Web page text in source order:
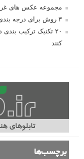
مجموعه عکس های
۳ روش برای درجه بندی و تنظیم دقیق رنگ در فتوشاپ
۲۰ تکنیک ترکیب
کنند
برچسب‌ها